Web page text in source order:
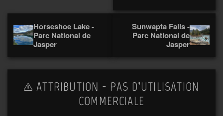
Horseshoe Lake -
Parc National de
Jasper
Sunwapta Falls -
Parc National de
Jasper
ATTRIBUTION - PAS D’UTILISATION
COMMERCIALE